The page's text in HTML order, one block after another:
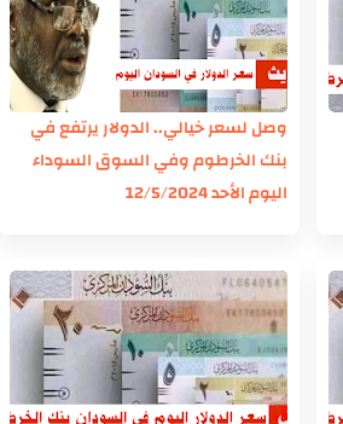
وصل لسعر خيالي.. الدولار يرتفع في
بنك الخرطوم وفي السوق السوداء
اليوم الأحد 12/5/2024